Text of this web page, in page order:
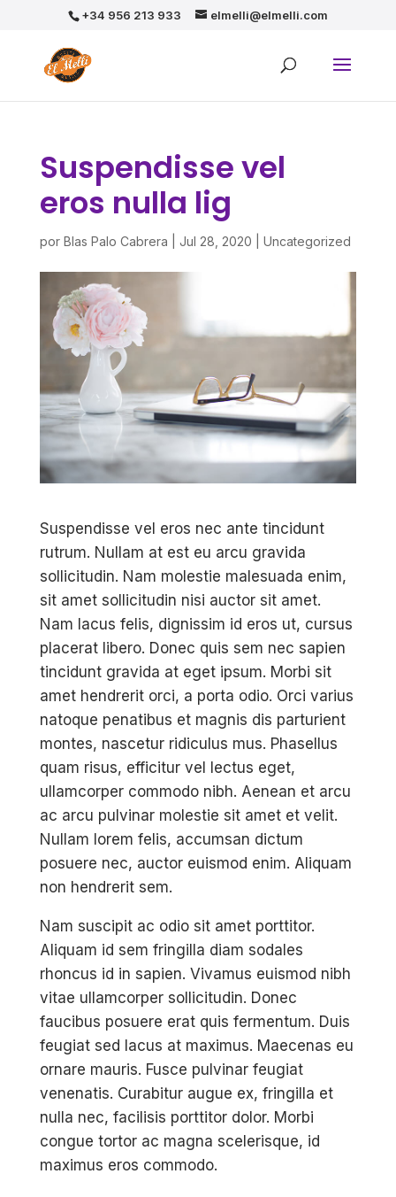
+34 956 213 933 elmelli@elmelli.com
Suspendisse vel
eros nulla lig
por Blas Palo Cabrera Jul 28, 2020 Uncategorized
Suspendisse vel eros nec ante tincidunt
rutrum. Nullam at est eu arcu gravida
sollicitudin. Nam molestie malesuada enim,
sit amet sollicitudin nisi auctor sit amet.
Nam lacus felis, dignissim id eros ut, cursus
placerat libero. Donec quis sem nec sapien
tincidunt gravida at eget ipsum. Morbi sit
amet hendrerit orci, a porta odio. Orci varius
natoque penatibus et magnis dis parturient
montes, nascetur ridiculus mus. Phasellus
quam risus, efficitur vel lectus eget,
ullamcorper commodo nibh. Aenean et arcu
ac arcu pulvinar molestie sit amet et velit.
Nullam lorem felis, accumsan dictum
posuere nec, auctor euismod enim. Aliquam
non hendrerit sem.
Nam suscipit ac odio sit amet porttitor.
Aliquam id sem fringilla diam sodales
rhoncus id in sapien. Vivamus euismod nibh
vitae ullamcorper sollicitudin. Donec
faucibus posuere erat quis fermentum. Duis
feugiat sed lacus at maximus. Maecenas eu
ornare mauris. Fusce pulvinar feugiat
venenatis. Curabitur augue ex, fringilla et
nulla nec, facilisis porttitor dolor. Morbi
congue tortor ac magna scelerisque, id
maximus eros commodo.